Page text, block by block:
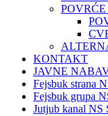
KONTAKT
JAVNE
Fejsbuk strana
Fejsbuk grupa
Jutjub kanal NS